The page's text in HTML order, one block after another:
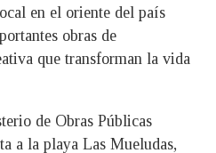
en el oriente del país
obras de
que transforman la vida
de Obras Públicas
a la playa Las Mueludas,